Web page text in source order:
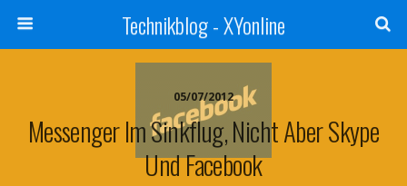
Technikblog - XYonline
05/07/2012
Messenger Im Sinkflug, Nicht Aber Skype
Und Facebook